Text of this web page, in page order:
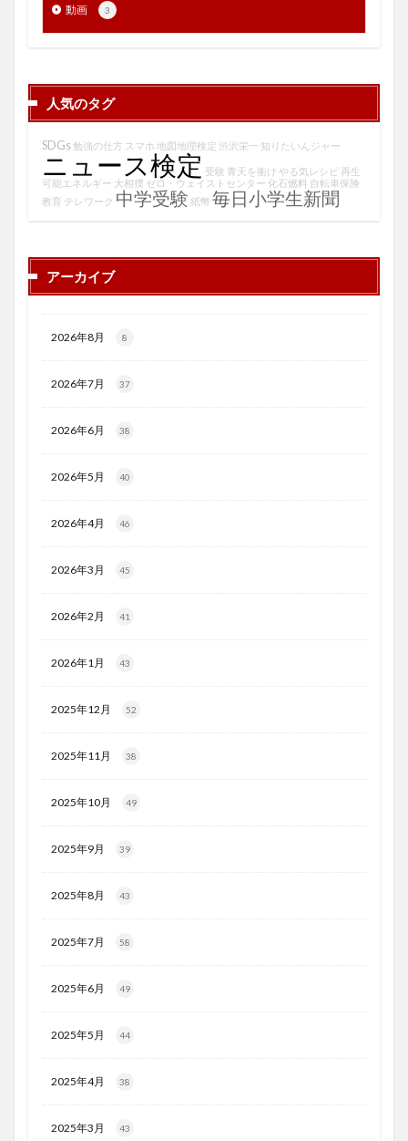
動画 3
人気のタグ
SDGs 勉強の仕方 スマホ 地図地理検定 渋沢栄一 知りたいんジャー
ニュース検定 受験 青天を衝け やる気レシピ 再生
可能エネルギー 大相撲 ゼロ・ウェイストセンター 化石燃料 自転車保険
教育 テレワーク 中学受験 紙幣 毎日小学生新聞
アーカイブ
2026年8月 8
2026年7月 37
2026年6月 38
2026年5月 40
2026年4月 46
2026年3月 45
2026年2月 41
2026年1月 43
2025年12月 52
2025年11月 38
2025年10月 49
2025年9月 39
2025年8月 43
2025年7月 58
2025年6月 49
2025年5月 44
2025年4月 38
2025年3月 43